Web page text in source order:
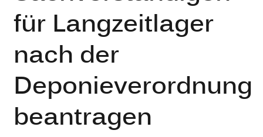
für Langzeitlager
nach der
Deponieverordnung
beantragen